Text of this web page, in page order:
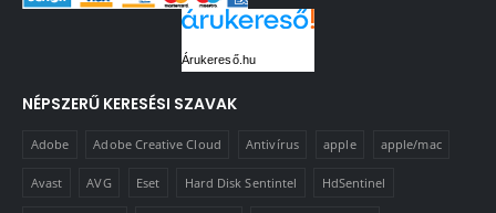
Árukereső.hu
NÉPSZERŰ KERESÉSI SZAVAK
Adobe Adobe Creative Cloud Antivírus apple apple/mac
Avast AVG Eset Hard Disk Sentintel HdSentinel